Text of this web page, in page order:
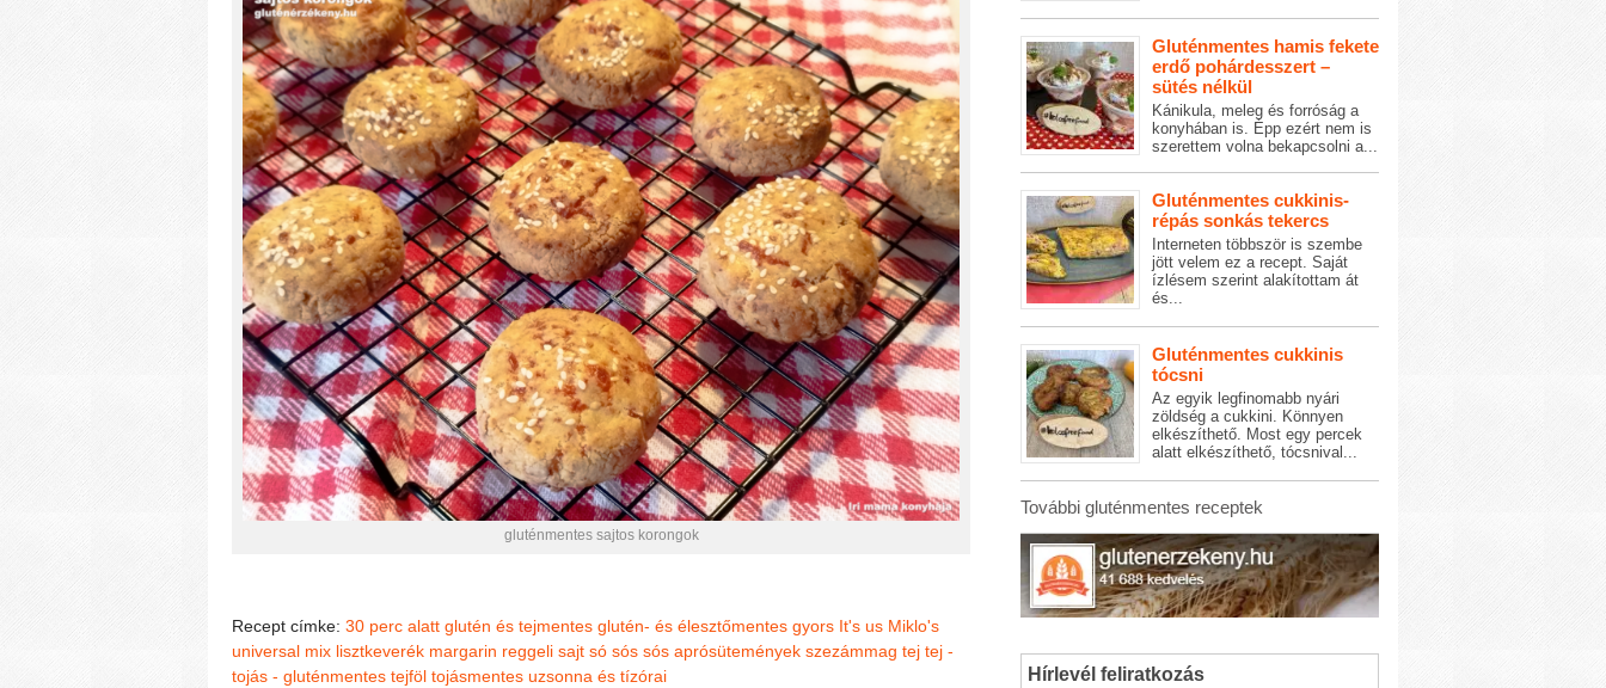
gluténmentes sajtos korongok
Recept címke: 30 perc alatt glutén és tejmentes glutén- és élesztőmentes gyors It's us Miklo's
universal mix lisztkeverék margarin reggeli sajt só sós sós aprósütemények szezámmag tej tej -
tojás - gluténmentes tejföl tojásmentes uzsonna és tízórai
Gluténmentes hamis fekete
erdő pohárdesszert –
sütés nélkül
Kánikula, meleg és forróság a
konyhában is. Épp ezért nem is
szerettem volna bekapcsolni a...
Gluténmentes cukkinis-
répás sonkás tekercs
Interneten többször is szembe
jött velem ez a recept. Saját
ízlésem szerint alakítottam át
és...
Gluténmentes cukkinis
tócsni
Az egyik legfinomabb nyári
zöldség a cukkini. Könnyen
elkészíthető. Most egy percek
alatt elkészíthető, tócsnival...
További gluténmentes receptek
Hírlevél feliratkozás